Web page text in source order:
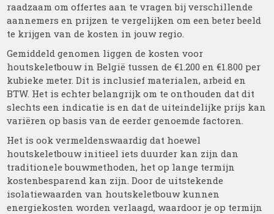
raadzaam om offertes aan te vragen bij verschillende
aannemers en prijzen te vergelijken om een beter beeld
te krijgen van de kosten in jouw regio.
Gemiddeld genomen liggen de kosten voor
houtskeletbouw in België tussen de €1.200 en €1.800 per
kubieke meter. Dit is inclusief materialen, arbeid en
BTW. Het is echter belangrijk om te onthouden dat dit
slechts een indicatie is en dat de uiteindelijke prijs kan
variëren op basis van de eerder genoemde factoren.
Het is ook vermeldenswaardig dat hoewel
houtskeletbouw initieel iets duurder kan zijn dan
traditionele bouwmethoden, het op lange termijn
kostenbesparend kan zijn. Door de uitstekende
isolatiewaarden van houtskeletbouw kunnen
energiekosten worden verlaagd, waardoor je op termijn